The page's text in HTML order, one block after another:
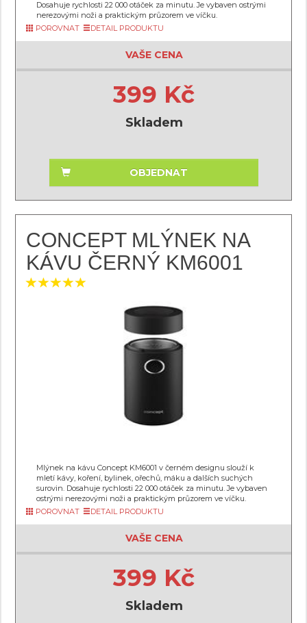
Dosahuje rychlosti 22 000 otáček za minutu. Je vybaven ostrými
nerezovými noži a praktickým průzorem ve víčku.
POROVNAT
DETAIL PRODUKTU
VAŠE CENA
399 Kč
Skladem
OBJEDNAT
CONCEPT MLÝNEK NA
KÁVU ČERNÝ KM6001
Mlýnek na kávu Concept KM6001 v černém designu slouží k
mletí kávy, koření, bylinek, ořechů, máku a dalších suchých
surovin. Dosahuje rychlosti 22 000 otáček za minutu. Je vybaven
ostrými nerezovými noži a praktickým průzorem ve víčku.
POROVNAT
DETAIL PRODUKTU
VAŠE CENA
399 Kč
Skladem